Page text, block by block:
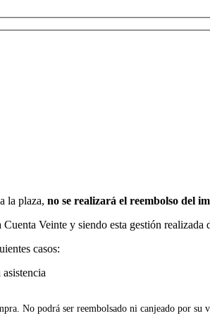
la plaza, no se realizará el reembolso del
Veinte y siendo esta gestión realizada
casos:
No podrá ser reembolsado ni canjeado por su